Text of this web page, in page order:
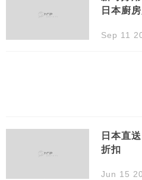
日本廚
Sep 11
日本直
折扣
Jun 15